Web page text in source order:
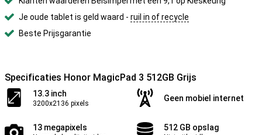
Je oude tablet is geld waard - ruil in of recycle
Beste Prijsgarantie
Specificaties Honor MagicPad 3 512GB Grijs
13.3 inch
3200x2136 pixels
Geen mobiel internet
13 megapixels 512 GB opslag